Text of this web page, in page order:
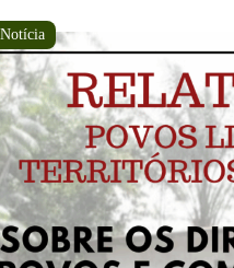
repúdio
ao
cerceamento
da
liberdade
de
associação
imposto
pela
medida
provisória
870